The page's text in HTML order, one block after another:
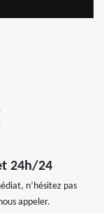
24h/24
n’hésitez pas
appeler.